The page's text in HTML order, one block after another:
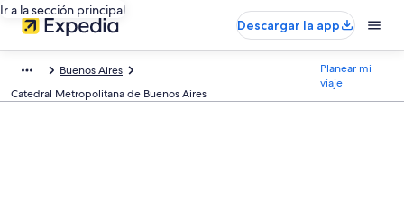
Ir a la sección principal
Descargar la app
Buenos Aires
Catedral Metropolitana de Buenos Aires
Planear mi
viaje